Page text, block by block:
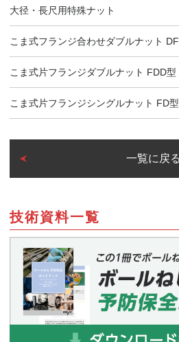
技術資料一覧
大径・長尺用特殊ナット
こま式フランジ合わせダブルナット
こま式片フランジダブルナット FDD型
こま式片フランジシングルナット FD型
一覧に戻る